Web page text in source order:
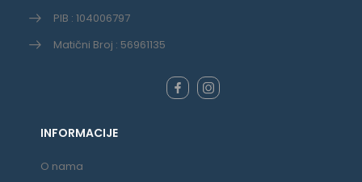
PIB : 104006797
Matični Broj : 56961135
INFORMACIJE
O nama